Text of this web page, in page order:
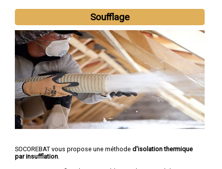
Soufflage
SOCOREBAT vous propose une méthode d'isolation thermique
par insufflation.